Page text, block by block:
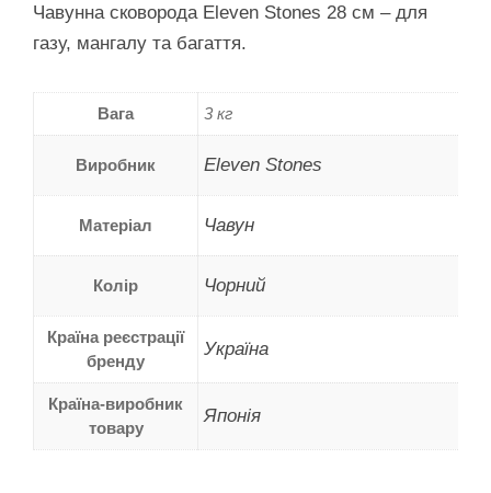
Чавунна сковорода Eleven Stones 28 см – для
газу, мангалу та багаття.
Вага 3 кг
Виробник Eleven Stones
Матеріал Чавун
Колір Чорний
Країна реєстрації
бренду
Україна
Країна-виробник
товару
Японія